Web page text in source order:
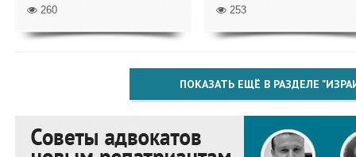
260 253
ПОКАЗАТЬ ЕЩЁ В РАЗДЕЛЕ